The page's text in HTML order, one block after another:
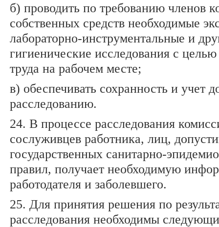
б) проводить по требованию членов
собственных средств необходимые
лабораторно-инструментальные и
гигиенические исследования с
труда на рабочем месте;
в) обеспечивать сохранность и учет
расследованию.
24. В процессе расследования
сослуживцев работника, лиц,
государственных санитарно-
правил, получает необходимую
работодателя и заболевшего.
25. Для принятия решения по
расследования необходимы